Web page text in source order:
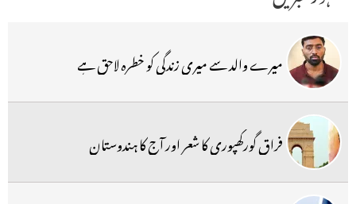
میرے والد سے میری زندگی کو خطرہ لاحق ہے
فراق گورکھپوری کا شعر اور آج کا ہندوستان